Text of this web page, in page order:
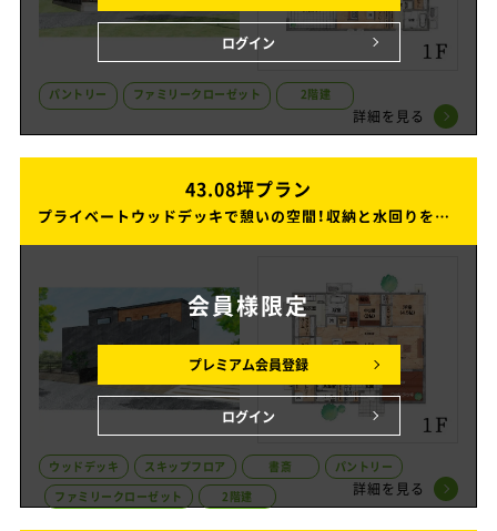
パントリー ファミリークローゼット 2階建
詳細を見る
ログイン
43.08坪プラン
プライベートウッドデッキで憩いの空間！収納と水回りを繋いで家事ラク動線にこだわった2階建ての家
ウッドデッキ スキップフロア 書斎
パントリー
ファミリークローゼット
2階建 詳細を見る
43.08坪プラン
プライベートウッドデッキで憩いの空間！収納と水回りを繋いで家事ラク動線にこだわった2階建ての家
会員様限定
プレミアム会員登録
ログイン